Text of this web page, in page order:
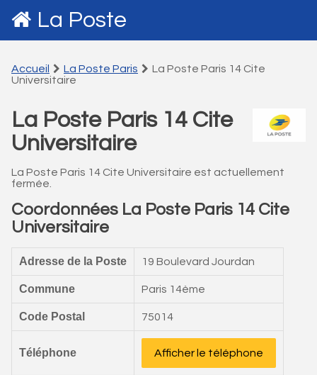
La Poste
Accueil La Poste Paris
La Poste Paris 14 Cite
Universitaire
La Poste Paris 14 Cite
Universitaire
La Poste Paris 14 Cite Universitaire est actuellement
fermée.
Coordonnées La Poste Paris 14 Cite
Universitaire
Adresse de la Poste 19 Boulevard Jourdan
Commune Paris 14ème
Code Postal 75014
Téléphone Afficher le téléphone